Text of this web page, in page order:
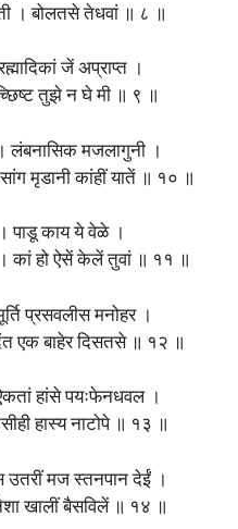
। बोलतसे तेधवां ॥ ८ ॥
जें अप्राप्त ।
तुझे न घे मी ॥ ९ ॥
लंबनासिक मजलागुनी ।
मृडानी कांहीं यातें ॥ १० ॥
पाडू काय ये वेळे ।
कां हो ऐसें केलें तुवां ॥ ११ ॥
प्रसवलीस मनोहर ।
एक बाहेर दिसतसे ॥ १२ ॥
हांसे पयःफेनधवल ।
हास्य नाटोपे ॥ १३ ॥
उतरीं मज स्तनपान देईं ।
खालीं बैसविलें ॥ १४ ॥